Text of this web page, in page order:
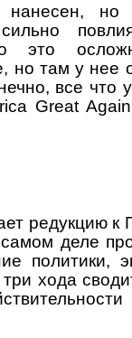
это
но там у нее
все что
Great
редукцию к
деле
политики,
хода